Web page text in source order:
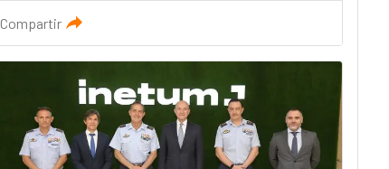
Compartir